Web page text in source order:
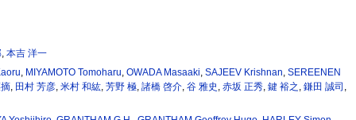
,本吉 洋一
MIYAMOTO Tomoharu ,OWADA Masaaki ,SAJEEV Krishnan ,SEREENEN
, 田村 芳彦, 米村 和紘, 芳野 極, 諸橋 啓介, 谷 雅史 赤坂 正秀, 鍵 裕之 鎌田 誠司